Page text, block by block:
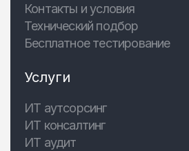
Контакты и условия
Технический подбор
Бесплатное тестирование
Услуги
ИТ аутсорсинг
ИТ консалтинг
ИТ аудит